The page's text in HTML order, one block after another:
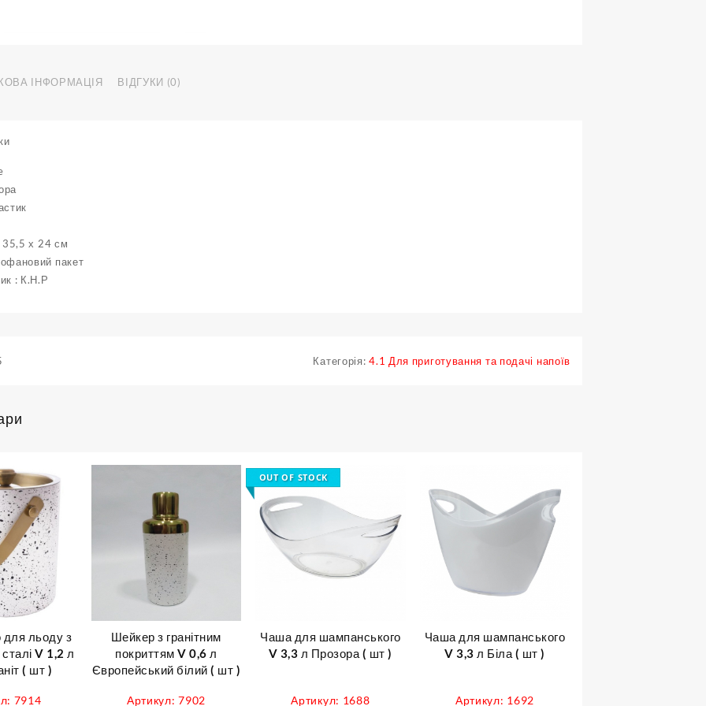
ІНФОРМАЦІЯ ВІДГУКИ (0)
35,5 х 24 см
пакет
: К.Н.Р
Категорія:4.1 Для приготування та подачі напоїв
для льоду з
V 1,2 л
( шт )
7914
Шейкер з гранітним
покриттям V 0,6 л
Європейський білий ( шт )
Артикул: 7902
OUT OF STOCK
Чаша для шампанського
V 3,3 л Прозора ( шт )
Артикул: 1688
Чаша для шампанського
V 3,3 л Біла ( шт )
Артикул: 1692